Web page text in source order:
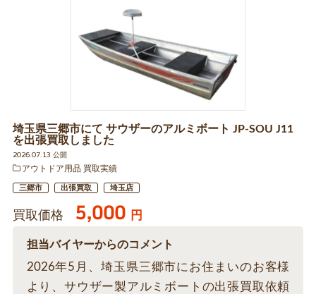
埼玉県三郷市にて サウザーのアルミボート JP-SOU J11
を出張買取しました
2026.07.13 公開
アウトドア用品 買取実績
三郷市 出張買取 埼玉店
買取価格 5,000 円
担当バイヤーからのコメント
2026年5月、埼玉県三郷市にお住まいのお客様
より、サウザー製アルミボートの出張買取依頼